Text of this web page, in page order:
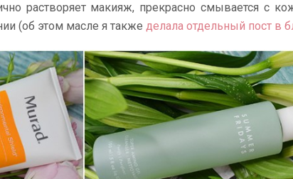
растворяет макияж, прекрасно смывается с
(об этом масле я также делала отдельный пост в